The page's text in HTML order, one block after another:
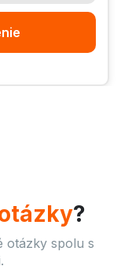
?
otázky spolu s